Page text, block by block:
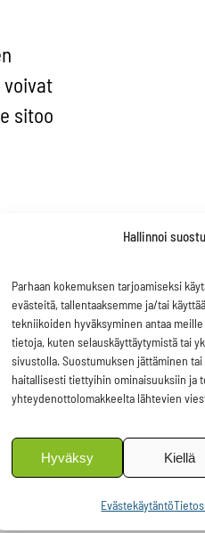
Hallinnoi
Parhaan kokemuksen tarjoamiseksi
evästeitä, tallentaaksemme ja/tai
tekniikoiden hyväksyminen antaa
tietoja, kuten selauskäyttäytymistä tai
sivustolla. Suostumuksen jättäminen
haitallisesti tiettyihin ominaisuuksiin ja
yhteydenottolomakkeelta lähtevien
Hyväksy Kiellä
Evästekäytäntö
sitoo
ja